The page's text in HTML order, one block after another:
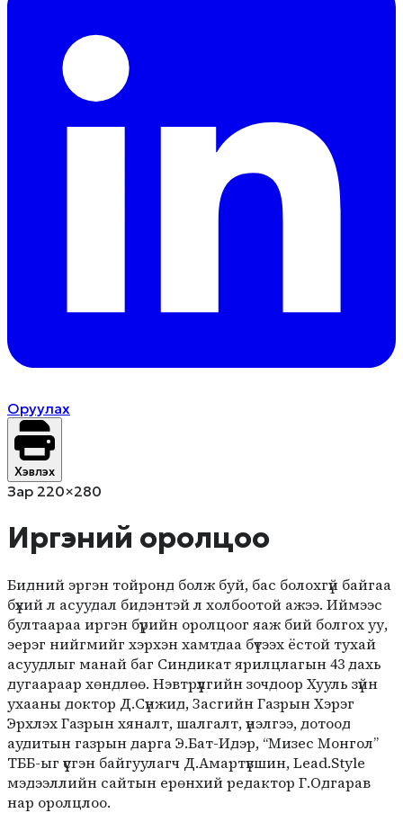
Оруулах
Хэвлэх
Зар 220×280
Иргэний оролцоо
Бидний эргэн тойронд болж буй, бас болохгүй байгаа
бүхий л асуудал бидэнтэй л холбоотой ажээ. Иймээс
бултаараа иргэн бүрийн оролцоог яаж бий болгох уу,
эерэг нийгмийг хэрхэн хамтдаа бүтээх ёстой тухай
асуудлыг манай баг Синдикат ярилцлагын 43 дахь
дугаараар хөндлөө. Нэвтрүүлгийн зочдоор Хууль зүйн
ухааны доктор Д.Сүнжид, Засгийн Газрын Хэрэг
Эрхлэх Газрын хяналт, шалгалт, үнэлгээ, дотоод
аудитын газрын дарга Э.Бат-Идэр, “Мизес Монгол”
ТББ-ыг үүсгэн байгуулагч Д.Амартүвшин, Lead.Style
мэдээллийн сайтын ерөнхий редактор Г.Одгарав
нар оролцлоо.